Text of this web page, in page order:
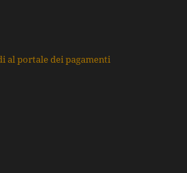
al portale dei pagamenti